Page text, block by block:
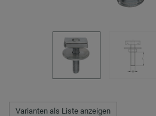
Varianten als Liste anzeigen